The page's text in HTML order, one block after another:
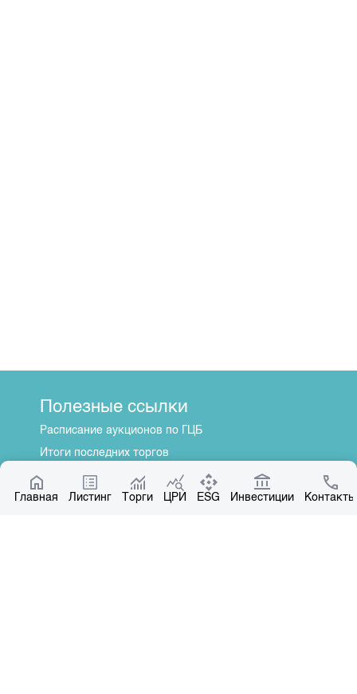
Главная Листинг Торги ЦРИ ESG Инвестиции Контакты
Полезные ссылки
Расписание аукционов по ГЦБ
Итоги последних торгов
Котировки по ЦБ
Центр раскрытия информации